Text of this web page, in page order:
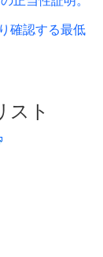
確認する最低
スト